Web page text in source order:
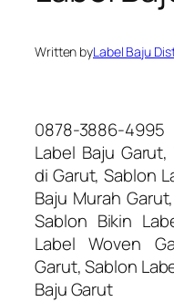
Written byLabel Baju
0878-3886-
Label Baju
di Garut, Sablon
Baju Murah
Sablon Bikin
Label Woven
Garut, Sablon
Baju Garut